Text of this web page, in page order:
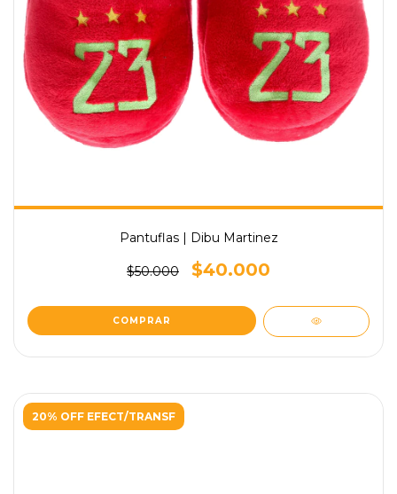
Pantuflas | Dibu Martinez
$50.000 $40.000
COMPRAR
20% OFF EFECT/TRANSF